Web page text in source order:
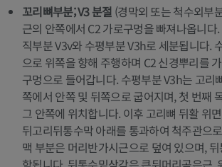
꼬리뼈부분; V3 분절 (경막외 또는 척수외부
근의 안쪽에서 C2 가로구멍을 빠져나옵니다
직부분 V3v와 수평부분 V3h로 세분됩니다.
으로 위쪽을 향해 주행하며 C2 신경뿌리를
구멍으로 들어갑니다. 수평부분 V3h는 고리
쪽에서 안쪽 및 뒤쪽으로 굽어지며, 첫 번째
그 안쪽에 위치합니다. 이후 고리뼈 뒤활 위
뒤고리뒤통수막 아래를 통과하여 척주관으
맥 부분은 머리반가시근으로 덮여 있으며,